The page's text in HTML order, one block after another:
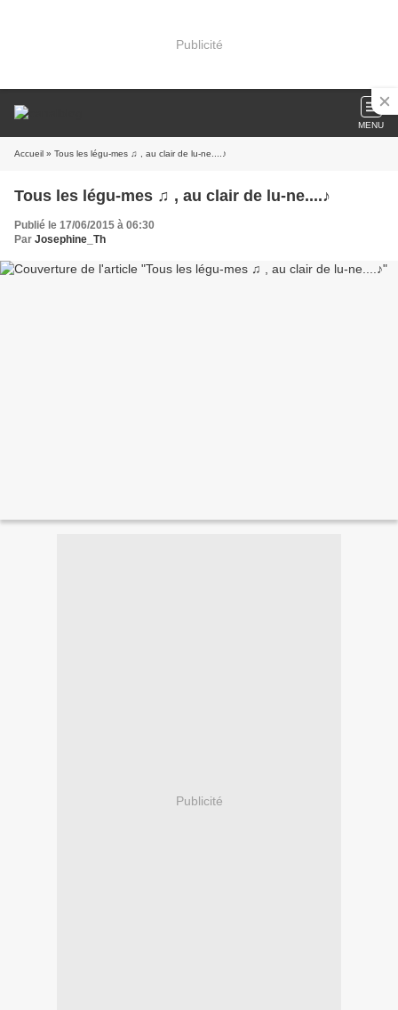
Publicité
MENU
Accueil » Tous les légu-mes ♫ , au clair de lu-ne....♪
Tous les légu-mes ♫ , au clair de lu-ne....♪
Publié le 17/06/2015 à 06:30
Par Josephine_Th
Publicité